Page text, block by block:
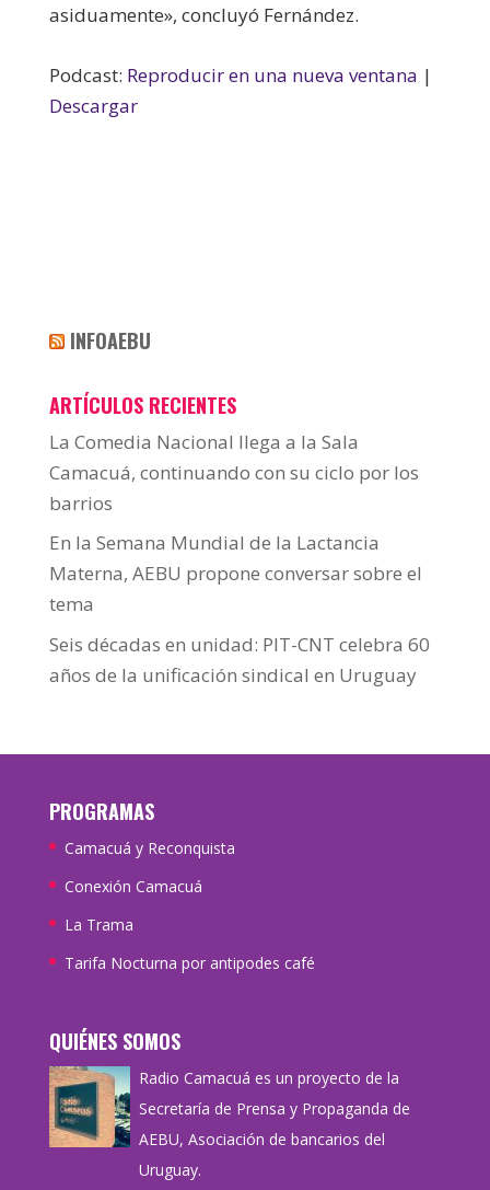
asiduamente», concluyó Fernández.
Podcast: Reproducir en una nueva ventana |
Descargar
INFOAEBU
ARTÍCULOS RECIENTES
La Comedia Nacional llega a la Sala
Camacuá, continuando con su ciclo por los
barrios
En la Semana Mundial de la Lactancia
Materna, AEBU propone conversar sobre el
tema
Seis décadas en unidad: PIT-CNT celebra 60
años de la unificación sindical en Uruguay
PROGRAMAS
Camacuá y Reconquista
Conexión Camacuá
La Trama
Tarifa Nocturna por antipodes café
QUIÉNES SOMOS
Radio Camacuá es un proyecto de la
Secretaría de Prensa y Propaganda de
AEBU, Asociación de bancarios del
Uruguay.